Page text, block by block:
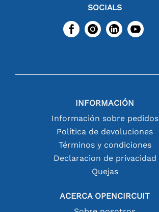
SOCIALS
INFORMACIÓN
Información sobre pedidos
Política de devoluciones
Términos y condiciones
Declaracion de privacidad
Quejas
ACERCA OPENCIRCUIT